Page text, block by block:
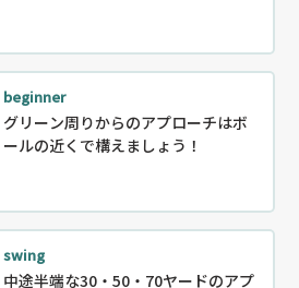
beginner
グリーン周りからのアプローチはボ
ールの近くで構えましょう！
swing
中途半端な30・50・70ヤードのアプ